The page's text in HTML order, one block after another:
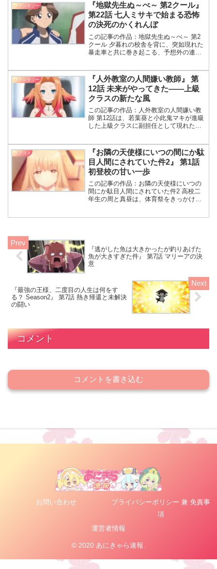
ファンタジー
『地獄先生ぬ～べ～ 第2クール』
第22話 七人ミサキで始まる恐怖
の決死のかくれんぼ
この記事の作品：地獄先生ぬ～べ～ 第2
クール 夕暮れの校舎を背に、突如現れた
暴走車と共に巻き起こる、予想外の連続
す。 やっほー！今日も大騒ぎだわね～！
本当に、暴走車と七
ファンタジー
『人外教室の人間嫌い教師』 第
12話 未来がやってきた――上級
クラスの新たな風
この記事の作品：人外教室の人間嫌い教
師 第12話は、若葉葵と小此鬼マキが進級
した上級クラスに副担任として現れた未
れ、二人の関係性が新たな形で描かれ
る。 未来先生が来てくれ
ラブコメ
『お隣の天使様にいつの間にか駄
目人間にされていた件2』 第1話
初登校の甘い一歩
この記事の作品：お隣の天使様にいつの
間にか駄目人間にされていた件2 高校二
年生の周と真昼は、体育祭をきっかけに
『逃がした魚は大きかったが釣りあげた
魚が大きすぎた件』 第7話 マリーアの決
意
『最強の王様、二度目の人生は何をす
る？ Season2』 第7話 熱き帰還と未解決
の闘い
コメント
コメントを書き込む
お問い合わせ
プライバシーポリシー 兼 免責事
項
運営者情報
© 2020 あにきゃら速報.